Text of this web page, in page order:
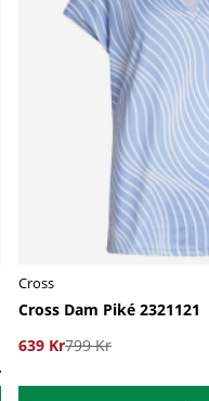
Cross
Cross Dam Piké 2321121
639 Kr799 Kr